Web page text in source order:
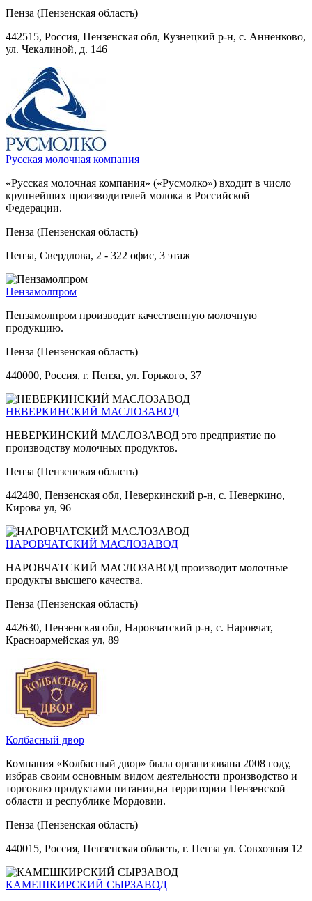
Пенза (Пензенская область)
442515, Россия, Пензенская обл, Кузнецкий р-н, с. Анненково,
ул. Чекалиной, д. 146
Русская молочная компания
«Русская молочная компания» («Русмолко») входит в число
крупнейших производителей молока в Российской
Федерации.
Пенза (Пензенская область)
Пенза, Свердлова, 2 - 322 офис, 3 этаж
Пензамолпром
Пензамолпром производит качественную молочную
продукцию.
Пенза (Пензенская область)
440000, Россия, г. Пенза, ул. Горького, 37
НЕВЕРКИНСКИЙ МАСЛОЗАВОД
НЕВЕРКИНСКИЙ МАСЛОЗАВОД это предприятие по
производству молочных продуктов.
Пенза (Пензенская область)
442480, Пензенская обл, Неверкинский р-н, с. Неверкино,
Кирова ул, 96
НАРОВЧАТСКИЙ МАСЛОЗАВОД
НАРОВЧАТСКИЙ МАСЛОЗАВОД производит молочные
продукты высшего качества.
Пенза (Пензенская область)
442630, Пензенская обл, Наровчатский р-н, с. Наровчат,
Красноармейская ул, 89
Колбасный двор
Компания «Колбасный двор» была организована 2008 году,
избрав своим основным видом деятельности производство и
торговлю продуктами питания,на территории Пензенской
области и республике Мордовии.
Пенза (Пензенская область)
440015, Россия, Пензенская область, г. Пенза ул. Совхозная 12
КАМЕШКИРСКИЙ СЫРЗАВОД